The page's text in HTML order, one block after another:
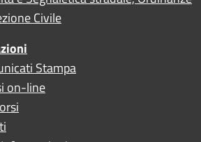
Civile
Stampa
on-line